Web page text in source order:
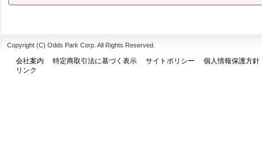
Copyright (C) Odds Park Corp. All Rights Reserved.
会社案内 特定商取引法に基づく表示 サイトポリシー
個人情報保護方針
リンク